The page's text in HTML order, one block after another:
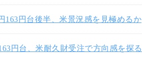
163円台後半、米景況感を見極めるか
円台、米耐久財受注で方向感を探る